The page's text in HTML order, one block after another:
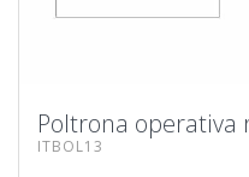
Poltrona operativa
ITBOL13